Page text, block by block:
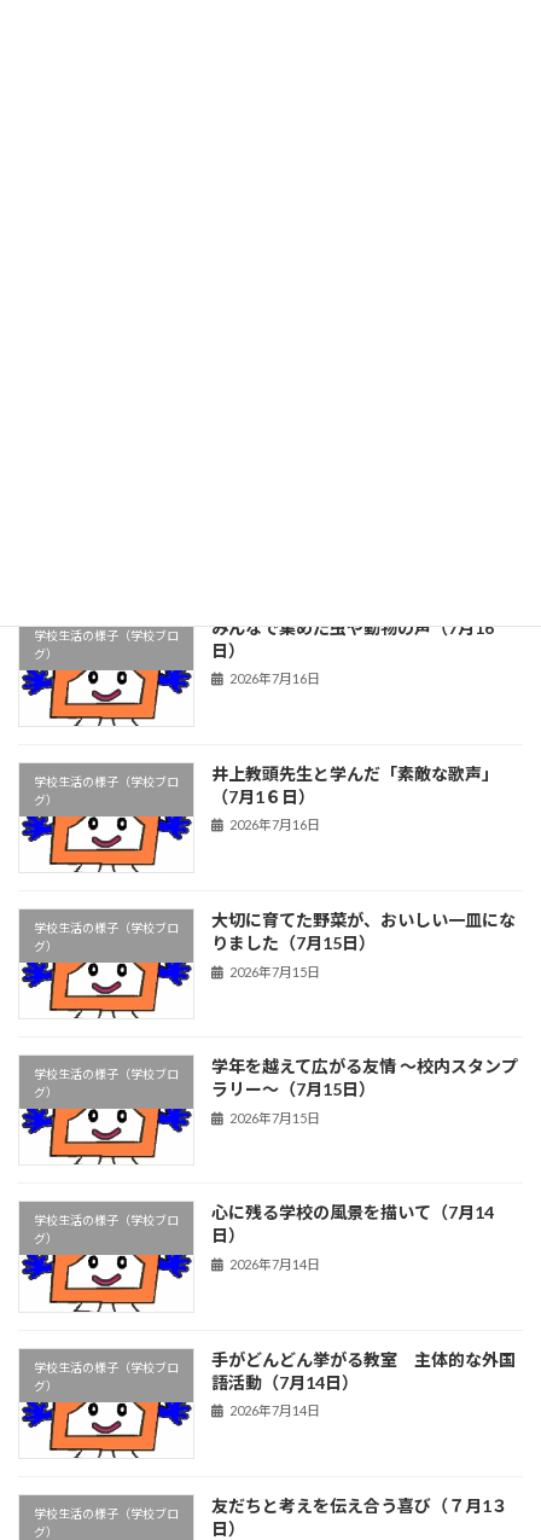
学校生活の様子（学校ブロ
グ）
みんなで集めた虫や動物の声（7月16
日）
2026年7月16日
学校生活の様子（学校ブロ
グ）
井上教頭先生と学んだ「素敵な歌声」
（7月1６日）
2026年7月16日
学校生活の様子（学校ブロ
グ）
大切に育てた野菜が、おいしい一皿にな
りました（7月15日）
2026年7月15日
学校生活の様子（学校ブロ
グ）
学年を越えて広がる友情 ～校内スタンプ
ラリー～（7月15日）
2026年7月15日
学校生活の様子（学校ブロ
グ）
心に残る学校の風景を描いて（7月14
日）
2026年7月14日
学校生活の様子（学校ブロ
グ）
手がどんどん挙がる教室 主体的な外国
語活動（7月14日）
2026年7月14日
学校生活の様子（学校ブロ
グ）
友だちと考えを伝え合う喜び（７月1３
日）